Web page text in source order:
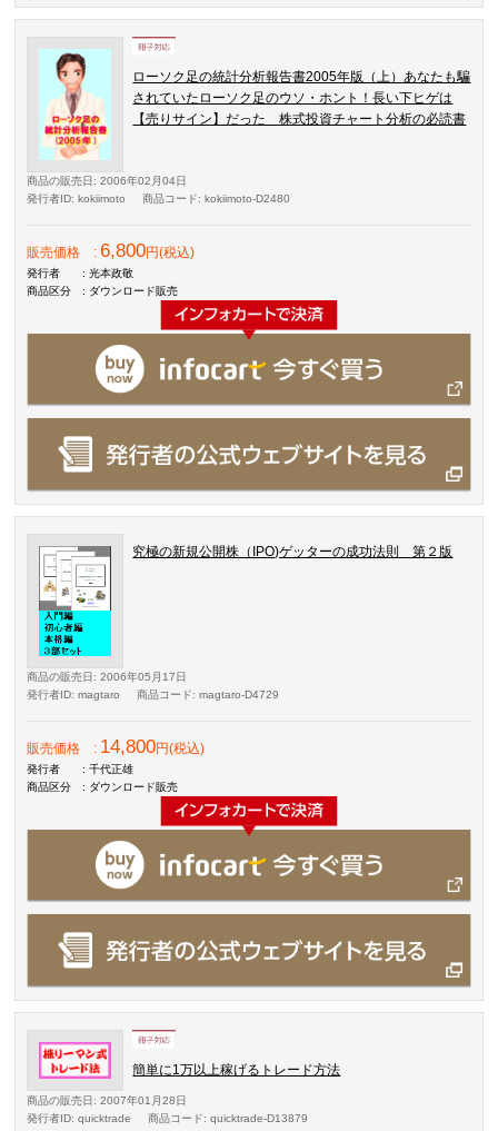
ローソク足の統計分析報告書2005年版（上）あなたも騙
されていたローソク足のウソ・ホント！長い下ヒゲは
【売りサイン】だった 株式投資チャート分析の必読書
商品の販売日 : 2006年02月04日
発行者ID: kokiimoto 商品コード: kokiimoto-D2480
販売価格 :6,800円(税込)
発行者
: 光本政敬
商品区分
: ダウンロード販売
究極の新規公開株（IPO)ゲッターの成功法則 第２版
商品の販売日 : 2006年05月17日
発行者ID: magtaro 商品コード: magtaro-D4729
販売価格 : 14,800円(税込)
発行者
: 千代正雄
商品区分
: ダウンロード販売
簡単に1万以上稼げるトレード方法
商品の販売日 : 2007年01月28日
発行者ID: quicktrade 商品コード: quicktrade-D13879